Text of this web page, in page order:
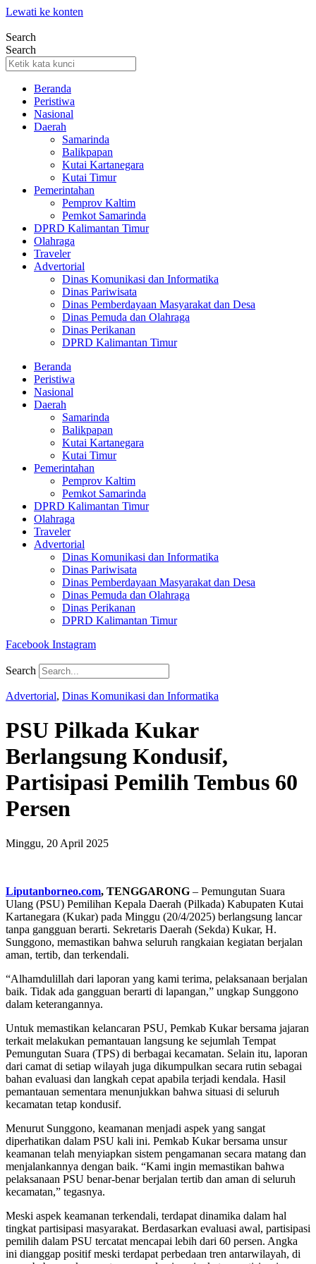
Lewati ke konten
Search
Search
Beranda
Peristiwa
Nasional
Daerah
Samarinda
Balikpapan
Kutai Kartanegara
Kutai Timur
Pemerintahan
Pemprov Kaltim
Pemkot Samarinda
DPRD Kalimantan Timur
Olahraga
Traveler
Advertorial
Dinas Komunikasi dan Informatika
Dinas Pariwisata
Dinas Pemberdayaan Masyarakat dan Desa
Dinas Pemuda dan Olahraga
Dinas Perikanan
DPRD Kalimantan Timur
Beranda
Peristiwa
Nasional
Daerah
Samarinda
Balikpapan
Kutai Kartanegara
Kutai Timur
Pemerintahan
Pemprov Kaltim
Pemkot Samarinda
DPRD Kalimantan Timur
Olahraga
Traveler
Advertorial
Dinas Komunikasi dan Informatika
Dinas Pariwisata
Dinas Pemberdayaan Masyarakat dan Desa
Dinas Pemuda dan Olahraga
Dinas Perikanan
DPRD Kalimantan Timur
Facebook Instagram
Search
Advertorial, Dinas Komunikasi dan Informatika
PSU Pilkada Kukar
Berlangsung Kondusif,
Partisipasi Pemilih Tembus 60
Persen
Minggu, 20 April 2025
Liputanborneo.com, TENGGARONG – Pemungutan Suara
Ulang (PSU) Pemilihan Kepala Daerah (Pilkada) Kabupaten Kutai
Kartanegara (Kukar) pada Minggu (20/4/2025) berlangsung lancar
tanpa gangguan berarti. Sekretaris Daerah (Sekda) Kukar, H.
Sunggono, memastikan bahwa seluruh rangkaian kegiatan berjalan
aman, tertib, dan terkendali.
“Alhamdulillah dari laporan yang kami terima, pelaksanaan berjalan
baik. Tidak ada gangguan berarti di lapangan,” ungkap Sunggono
dalam keterangannya.
Untuk memastikan kelancaran PSU, Pemkab Kukar bersama jajaran
terkait melakukan pemantauan langsung ke sejumlah Tempat
Pemungutan Suara (TPS) di berbagai kecamatan. Selain itu, laporan
dari camat di setiap wilayah juga dikumpulkan secara rutin sebagai
bahan evaluasi dan langkah cepat apabila terjadi kendala. Hasil
pemantauan sementara menunjukkan bahwa situasi di seluruh
kecamatan tetap kondusif.
Menurut Sunggono, keamanan menjadi aspek yang sangat
diperhatikan dalam PSU kali ini. Pemkab Kukar bersama unsur
keamanan telah menyiapkan sistem pengamanan secara matang dan
menjalankannya dengan baik. “Kami ingin memastikan bahwa
pelaksanaan PSU benar-benar berjalan tertib dan aman di seluruh
kecamatan,” tegasnya.
Meski aspek keamanan terkendali, terdapat dinamika dalam hal
tingkat partisipasi masyarakat. Berdasarkan evaluasi awal, partisipasi
pemilih dalam PSU tercatat mencapai lebih dari 60 persen. Angka
ini dianggap positif meski terdapat perbedaan tren antarwilayah, di